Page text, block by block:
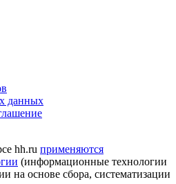
данных
hh.ru применяются
(информационные технологии
на основе сбора, систематизации